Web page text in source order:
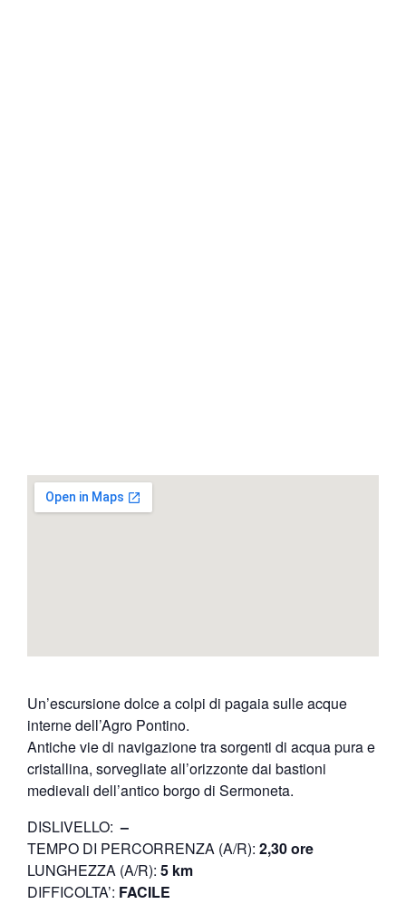
Un’escursione dolce a colpi di pagaia sulle acque
interne dell’Agro Pontino.
Antiche vie di navigazione tra sorgenti di acqua pura e
cristallina, sorvegliate all’orizzonte dai bastioni
medievali dell’antico borgo di Sermoneta.
DISLIVELLO:–
TEMPO DI PERCORRENZA (A/R): 2,30 ore
LUNGHEZZA (A/R): 5 km
DIFFICOLTA’: FACILE